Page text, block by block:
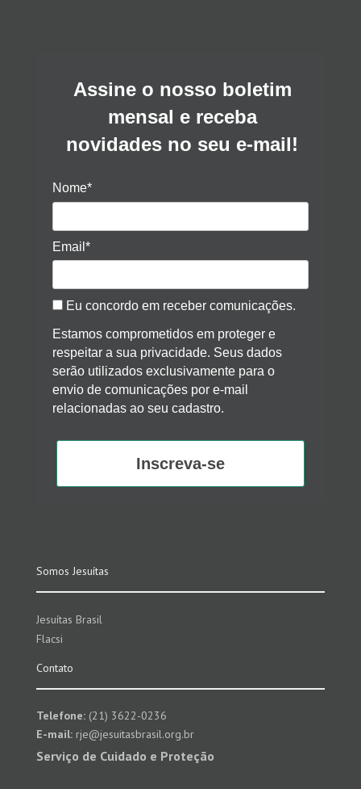
Assine o nosso boletim
mensal e receba
novidades no seu e-mail!
Nome*
Email*
Eu concordo em receber comunicações.
Estamos comprometidos em proteger e
respeitar a sua privacidade. Seus dados
serão utilizados exclusivamente para o
envio de comunicações por e-mail
relacionadas ao seu cadastro.
Inscreva-se
Somos Jesuítas
Jesuítas Brasil
Flacsi
Contato
Telefone:(21) 3622-0236
E-mail:rje@jesuitasbrasil.org.br
Serviço de Cuidado e Proteção